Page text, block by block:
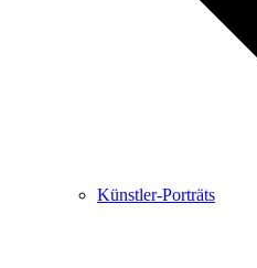
Künstler-Porträts